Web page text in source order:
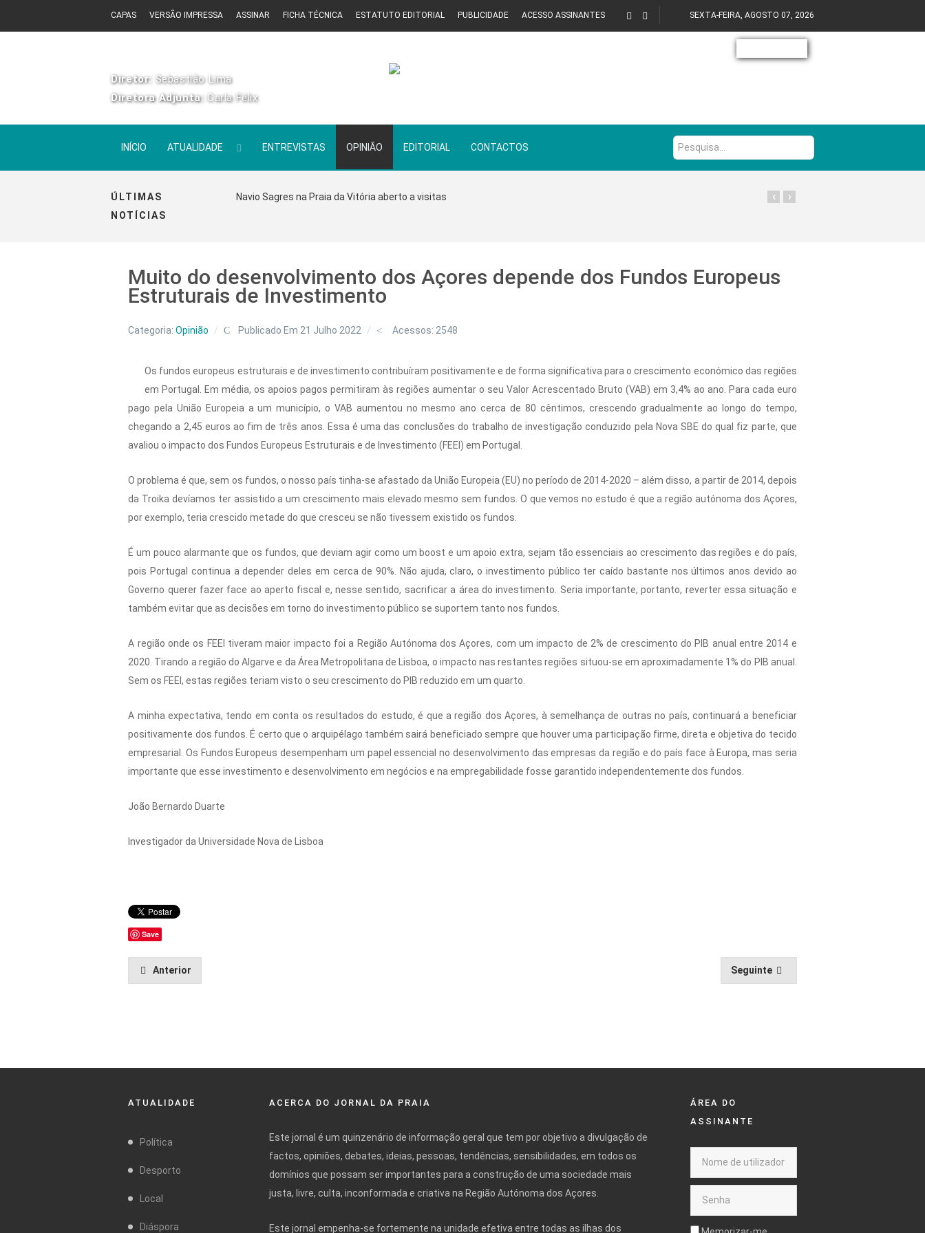
CAPAS VERSÃO IMPRESSA ASSINAR FICHA TÉCNICA ESTATUTO EDITORIAL PUBLICIDADE ACESSO ASSINANTES SEXTA-FEIRA, AGOSTO 07, 2026
Diretor: Sebastião Lima
Diretora Adjunta:Carla Félix
INÍCIO ATUALIDADE ENTREVISTAS OPINIÃO EDITORIAL CONTACTOS Pesquisa...
ÚLTIMAS
NOTÍCIAS
Navio Sagres na Praia da Vitória aberto a visitas ›
‹
Muito do desenvolvimento dos Açores depende dos Fundos Europeus
Estruturais de Investimento
Categoria:Opinião Publicado Em 21 Julho 2022 Acessos: 2548
Os fundos europeus estruturais e de investimento contribuíram positivamente e de forma significativa para o crescimento económico das regiões
em Portugal. Em média, os apoios pagos permitiram às regiões aumentar o seu Valor Acrescentado Bruto (VAB) em 3,4% ao ano. Para cada euro
pago pela União Europeia a um município, o VAB aumentou no mesmo ano cerca de 80 cêntimos, crescendo gradualmente ao longo do tempo,
chegando a 2,45 euros ao fim de três anos. Essa é uma das conclusões do trabalho de investigação conduzido pela Nova SBE do qual fiz parte, que
avaliou o impacto dos Fundos Europeus Estruturais e de Investimento (FEEI) em Portugal.
O problema é que, sem os fundos, o nosso país tinha-se afastado da União Europeia (EU) no período de 2014-2020 – além disso, a partir de 2014, depois
da Troika devíamos ter assistido a um crescimento mais elevado mesmo sem fundos. O que vemos no estudo é que a região autónoma dos Açores,
por exemplo, teria crescido metade do que cresceu se não tivessem existido os fundos.
É um pouco alarmante que os fundos, que deviam agir como um boost e um apoio extra, sejam tão essenciais ao crescimento das regiões e do país,
pois Portugal continua a depender deles em cerca de 90%. Não ajuda, claro, o investimento público ter caído bastante nos últimos anos devido ao
Governo querer fazer face ao aperto fiscal e, nesse sentido, sacrificar a área do investimento. Seria importante, portanto, reverter essa situação e
também evitar que as decisões em torno do investimento público se suportem tanto nos fundos.
A região onde os FEEI tiveram maior impacto foi a Região Autónoma dos Açores, com um impacto de 2% de crescimento do PIB anual entre 2014 e
2020. Tirando a região do Algarve e da Área Metropolitana de Lisboa, o impacto nas restantes regiões situou-se em aproximadamente 1% do PIB anual.
Sem os FEEI, estas regiões teriam visto o seu crescimento do PIB reduzido em um quarto.
A minha expectativa, tendo em conta os resultados do estudo, é que a região dos Açores, à semelhança de outras no país, continuará a beneficiar
positivamente dos fundos. É certo que o arquipélago também sairá beneficiado sempre que houver uma participação firme, direta e objetiva do tecido
empresarial. Os Fundos Europeus desempenham um papel essencial no desenvolvimento das empresas da região e do país face à Europa, mas seria
importante que esse investimento e desenvolvimento em negócios e na empregabilidade fosse garantido independentemente dos fundos.
João Bernardo Duarte
Investigador da Universidade Nova de Lisboa
Save
Anterior Seguinte
ATUALIDADE
Política
Desporto
Local
Diáspora
ACERCA DO JORNAL DA PRAIA
Este jornal é um quinzenário de informação geral que tem por objetivo a divulgação de
factos, opiniões, debates, ideias, pessoas, tendências, sensibilidades, em todos os
domínios que possam ser importantes para a construção de uma sociedade mais
justa, livre, culta, inconformada e criativa na Região Autónoma dos Açores.
Este jornal empenha-se fortemente na unidade efetiva entre todas as ilhas dos
ÁREA DO
ASSINANTE